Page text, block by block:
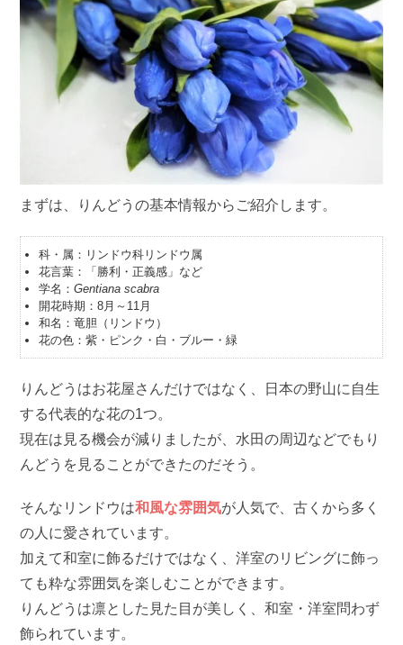
まずは、りんどうの基本情報からご紹介します。
科・属：リンドウ科リンドウ属
花言葉：「勝利・正義感」など
学名：Gentiana scabra
開花時期：8月～11月
和名：竜胆（リンドウ）
花の色：紫・ピンク・白・ブルー・緑
りんどうはお花屋さんだけではなく、日本の野山に自生
する代表的な花の1つ。
現在は見る機会が減りましたが、水田の周辺などでもり
んどうを見ることができたのだそう。
そんなリンドウは和風な雰囲気が人気で、古くから多く
の人に愛されています。
加えて和室に飾るだけではなく、洋室のリビングに飾っ
ても粋な雰囲気を楽しむことができます。
りんどうは凛とした見た目が美しく、和室・洋室問わず
飾られています。